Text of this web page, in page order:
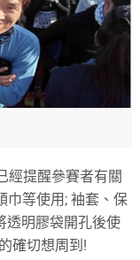
經提醒參賽者有關
巾等使用 ;袖套、保
透明膠袋開孔後使
確切想周到 !